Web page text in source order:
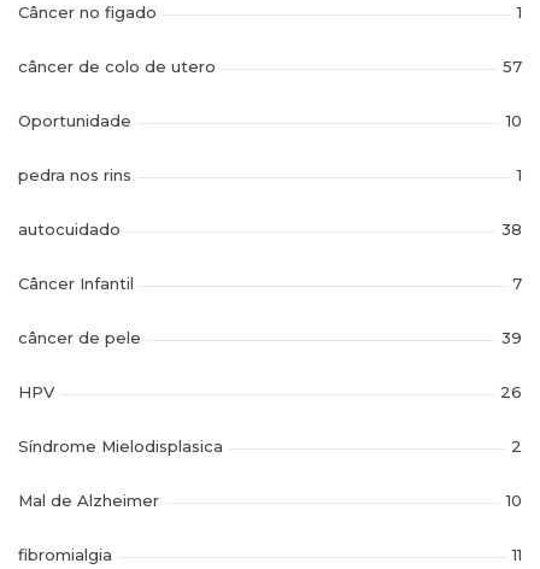
Câncer no figado 1
câncer de colo de utero 57
Oportunidade 10
pedra nos rins 1
autocuidado 38
Câncer Infantil 7
câncer de pele 39
HPV 26
Síndrome Mielodisplasica 2
Mal de Alzheimer 10
fibromialgia 11